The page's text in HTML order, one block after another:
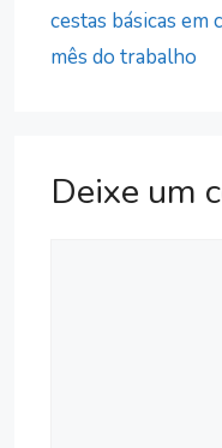
cestas básicas em
mês do trabalho
Deixe um